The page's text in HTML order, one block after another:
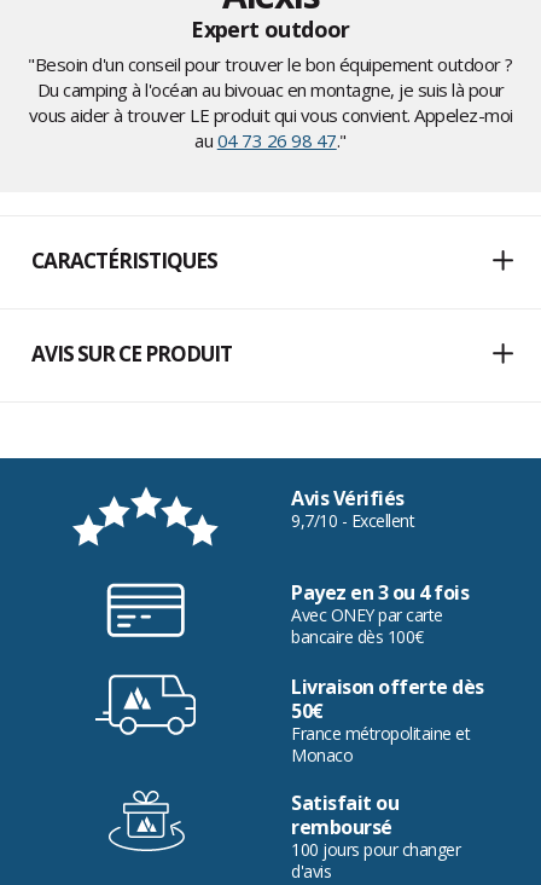
Expert outdoor
"Besoin d'un conseil pour trouver le bon équipement outdoor ?
Du camping à l'océan au bivouac en montagne, je suis là pour
vous aider à trouver LE produit qui vous convient. Appelez-moi
au 04 73 26 98 47."
CARACTÉRISTIQUES
AVIS SUR CE PRODUIT
Avis Vérifiés
9,7/10 - Excellent
Payez en 3 ou 4 fois
Avec ONEY par carte
bancaire dès 100€
Livraison offerte dès
50€
France métropolitaine et
Monaco
Satisfait ou
remboursé
100 jours pour changer
d'avis